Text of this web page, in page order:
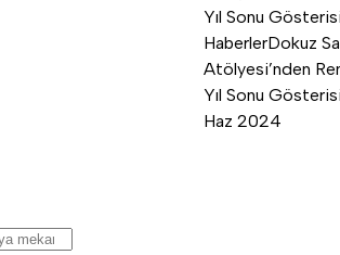
HaberlerDokuz
Atölyesi’nden
Yıl Sonu
Haz 2024